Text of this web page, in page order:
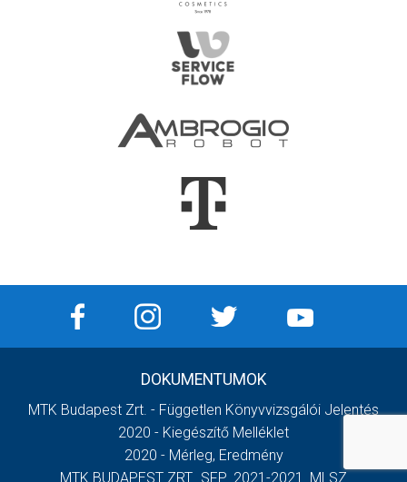
DOKUMENTUMOK
MTK Budapest Zrt. - Független Könyvvizsgálói Jelentés
2020 - Kiegészítő Melléklet
2020 - Mérleg, Eredmény
MTK BUDAPEST ZRT._SFP_2021-2021_MLSZ